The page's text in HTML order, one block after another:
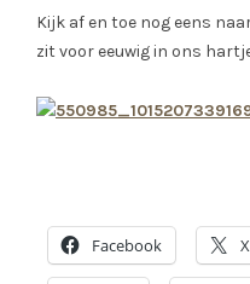
Kijk af en toe nog eens
zit voor eeuwig in ons
Facebook X